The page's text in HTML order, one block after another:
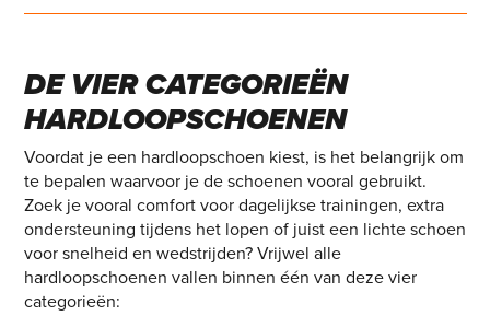
DE VIER CATEGORIEËN
HARDLOOPSCHOENEN
Voordat je een hardloopschoen kiest, is het belangrijk om
te bepalen waarvoor je de schoenen vooral gebruikt.
Zoek je vooral comfort voor dagelijkse trainingen, extra
ondersteuning tijdens het lopen of juist een lichte schoen
voor snelheid en wedstrijden? Vrijwel alle
hardloopschoenen vallen binnen één van deze vier
categorieën: